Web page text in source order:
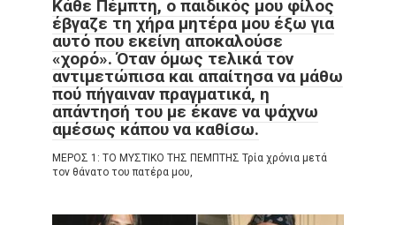
Κάθε Πέμπτη, ο παιδικός μου φίλος
έβγαζε τη χήρα μητέρα μου έξω για
αυτό που εκείνη αποκαλούσε
«χορό». Όταν όμως τελικά τον
αντιμετώπισα και απαίτησα να μάθω
πού πήγαιναν πραγματικά, η
απάντησή του με έκανε να ψάχνω
αμέσως κάπου να καθίσω.
ΜΕΡΟΣ 1: ΤΟ ΜΥΣΤΙΚΟ ΤΗΣ ΠΕΜΠΤΗΣ Τρία χρόνια μετά
τον θάνατο του πατέρα μου,